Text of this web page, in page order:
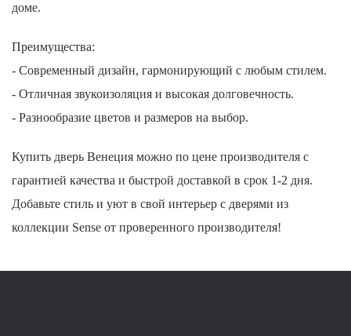
доме.
Преимущества:
- Современный дизайн, гармонирующий с любым стилем.
- Отличная звукоизоляция и высокая долговечность.
- Разнообразие цветов и размеров на выбор.
Купить дверь Венеция можно по цене производителя с
гарантией качества и быстрой доставкой в срок 1-2 дня.
Добавьте стиль и уют в свой интерьер с дверями из
коллекции Sense от проверенного производителя!